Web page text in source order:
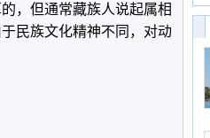
，但通常藏族人说起属相
民族文化精神不同，对动